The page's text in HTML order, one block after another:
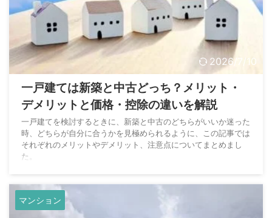
2026/7/10
一戸建ては新築と中古どっち？メリット・
デメリットと価格・控除の違いを解説
一戸建てを検討するときに、新築と中古のどちらがいいか迷った
時、どちらが自分に合うかを見極められるように、この記事では
それぞれのメリットやデメリット、注意点についてまとめまし
た。
マンション